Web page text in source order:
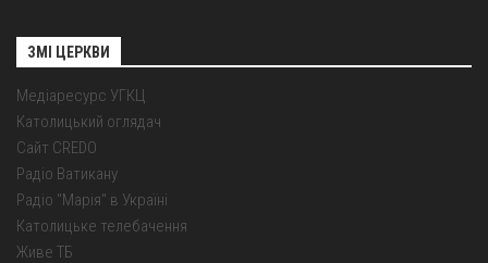
ЗМІ ЦЕРКВИ
Медіаресурс УГКЦ
Католицький оглядач
Сайт CREDO
Радіо Ватикану
Радіо "Марія" в Україні
Католицьке телебачення
Живе ТБ